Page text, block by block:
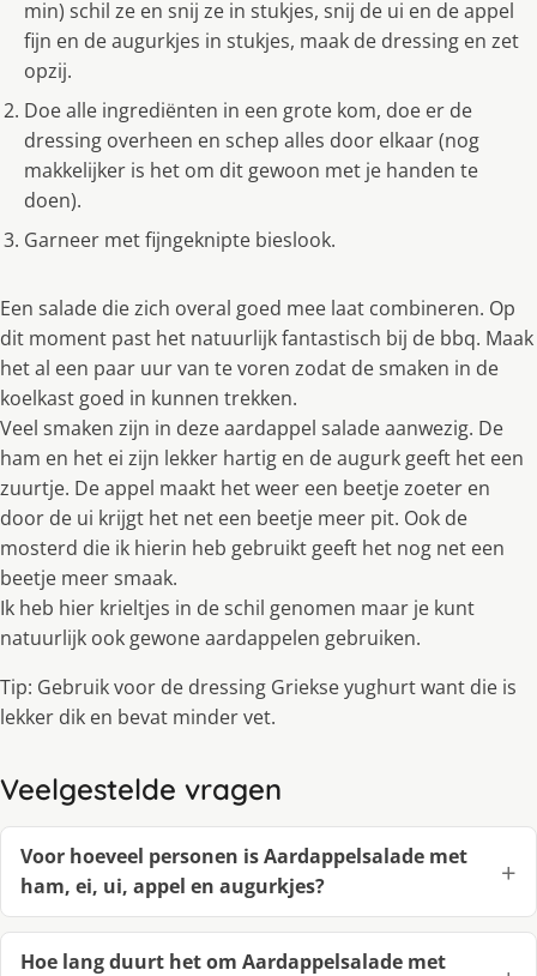
min) schil ze en snij ze in stukjes, snij de ui en de appel
fijn en de augurkjes in stukjes, maak de dressing en zet
opzij.
Doe alle ingrediënten in een grote kom, doe er de
dressing overheen en schep alles door elkaar (nog
makkelijker is het om dit gewoon met je handen te
doen).
Garneer met fijngeknipte bieslook.
Een salade die zich overal goed mee laat combineren. Op
dit moment past het natuurlijk fantastisch bij de bbq. Maak
het al een paar uur van te voren zodat de smaken in de
koelkast goed in kunnen trekken.
Veel smaken zijn in deze aardappel salade aanwezig. De
ham en het ei zijn lekker hartig en de augurk geeft het een
zuurtje. De appel maakt het weer een beetje zoeter en
door de ui krijgt het net een beetje meer pit. Ook de
mosterd die ik hierin heb gebruikt geeft het nog net een
beetje meer smaak.
Ik heb hier krieltjes in de schil genomen maar je kunt
natuurlijk ook gewone aardappelen gebruiken.
Tip: Gebruik voor de dressing Griekse yughurt want die is
lekker dik en bevat minder vet.
Veelgestelde vragen
Voor hoeveel personen is Aardappelsalade met
ham, ei, ui, appel en augurkjes?
Hoe lang duurt het om Aardappelsalade met